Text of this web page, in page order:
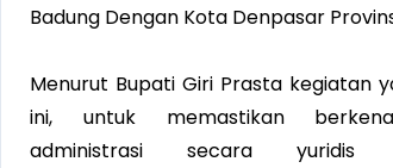
Badung Dengan Kota Denpasar
Menurut Bupati Giri Prasta kegiatan
ini, untuk memastikan
administrasi secara yuridis